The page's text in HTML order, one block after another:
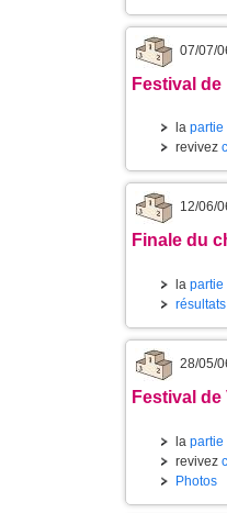
07/07/
Festival
la partie
revivez
12/06/
Finale du
la partie
28/05/
Festival de
la partie
revivez
Photos